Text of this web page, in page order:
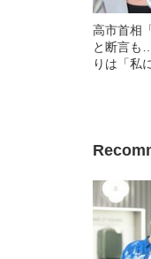
高市首相
と断言も
りは「私